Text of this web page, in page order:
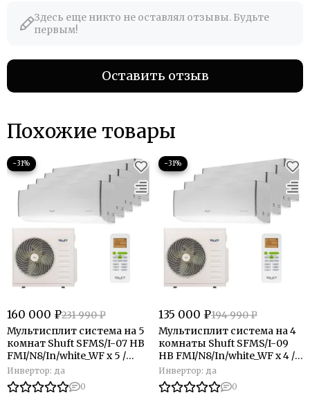
Здесь еще никто не оставлял отзывы. Будьте
первым!
Оставить отзыв
Похожие товары
−31%
160 000 ₽231 990 ₽
Мультисплит система на 5
комнат Shuft SFMS/I-07 HB
FMI/N8/In/white_WF x 5 /
SFMO/I-42 FMI-5/N8/Out
Инвертор: да
0
−31%
135 000 ₽194 990 ₽
Мультисплит система на 4
комнаты Shuft SFMS/I-09
HB FMI/N8/In/white_WF x 4 /
SFMO/I-32 FMI-4/N8/Out
Инвертор: да
0